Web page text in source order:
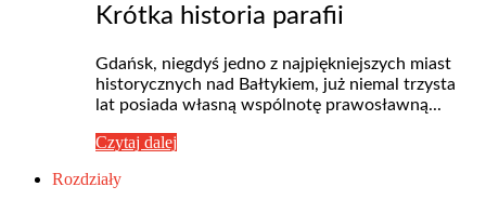
Krótka historia parafii
Gdańsk, niegdyś jedno z najpiękniejszych miast
historycznych nad Bałtykiem, już niemal trzysta
lat posiada własną wspólnotę prawosławną...
Czytaj dalej
Rozdziały